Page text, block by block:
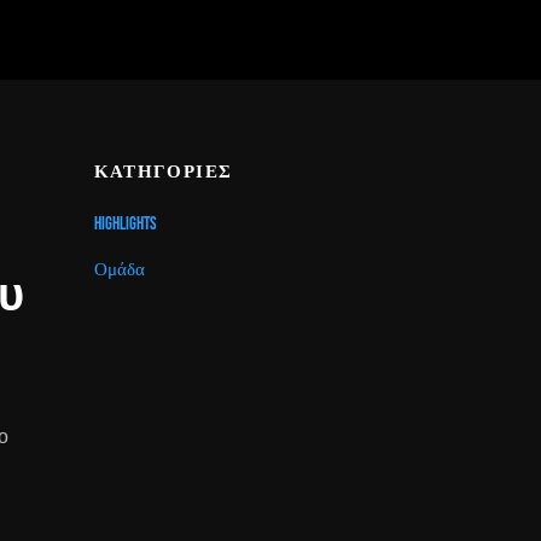
ΚΑΤΗΓΟΡΙΕΣ
Highlights
Ομάδα